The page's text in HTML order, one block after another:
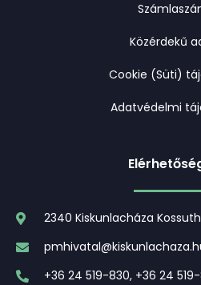
Közérdekű
Cookie (Süti)
Adatvédelmi
2340 Kiskunlacháza Kossuth
+36 24 519-830, +36 24